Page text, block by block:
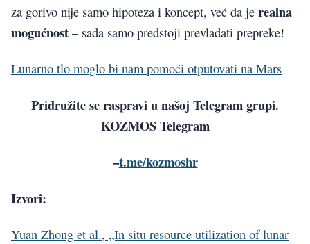
za gorivo nije samo hipoteza i koncept, već da je realna
mogućnost – sada samo predstoji prevladati prepreke!
Lunarno tlo moglo bi nam pomoći otputovati na Mars
Pridružite se raspravi u našoj Telegram grupi.
KOZMOS Telegram
–t.me/kozmoshr
Izvori:
Yuan Zhong et al., „In situ resource utilization of lunar